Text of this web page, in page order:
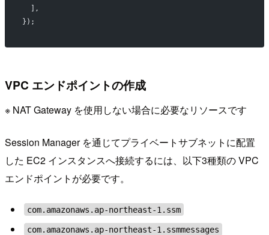
  ],
});
VPC エンドポイントの作成
※ NAT Gateway を使用しない場合に必要なリソースです
Session Manager を通じてプライベートサブネットに配置
した EC2 インスタンスへ接続するには、以下3種類の VPC
エンドポイントが必要です。
com.amazonaws.ap-northeast-1.ssm
com.amazonaws.ap-northeast-1.ssmmessages